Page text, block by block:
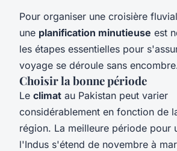
Pour organiser une croisière
une planification minutieuse est
les étapes essentielles pour
voyage se déroule sans
Choisir la bonne période
Le climat au Pakistan peut varier
considérablement en fonction de
région. La meilleure période pour
l'Indus s'étend de novembre à